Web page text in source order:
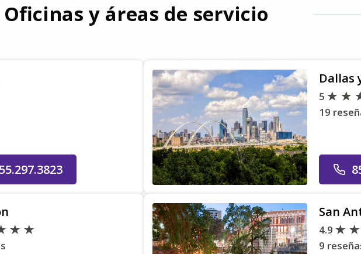
Oficinas y áreas de servicio
Dallas
5
19
San
4.9
9